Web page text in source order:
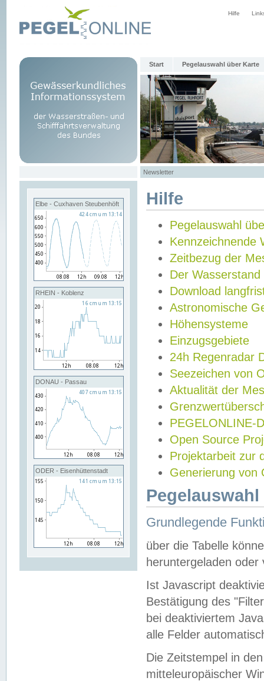
Hilfe
Start Pegelauswahl über Karte
Newsletter
Elbe - Cuxhaven Steubenhöft
RHEIN - Koblenz
DONAU - Passau
ODER - Eisenhüttenstadt
Hilfe
Pegelauswahl
Kennzeichnende
Zeitbezug der
Der Wasserstand
Download
Astronomische
Höhensysteme
Einzugsgebiete
24h Regenradar
Seezeichen von
Aktualität der
PEGELONLINE-
Open Source
Projektarbeit zur
Generierung von
Grundlegende
über die Tabelle
heruntergeladen oder
Ist Javascript
Bestätigung des
bei deaktiviertem
alle Felder
Die Zeitstempel in
mitteleuropäischer